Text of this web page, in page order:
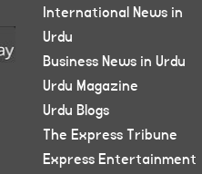
International News in
Urdu
Business News in Urdu
Urdu Magazine
Urdu Blogs
The Express Tribune
Express Entertainment